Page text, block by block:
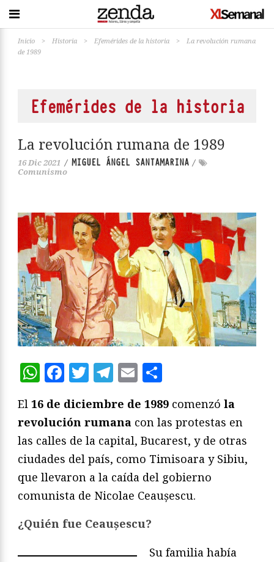
Inicio > Historia > Efemérides de la historia >
La revolución rumana
de 1989
Efemérides de la historia
La revolución rumana de 1989
16 Dic 2021 / MIGUEL ÁNGEL SANTAMARINA /
Comunismo
WhatsApp
Facebook
Twitter
Telegram
Email
El 16 de diciembre de 1989 comenzó la
revolución rumana con las protestas en
las calles de la capital, Bucarest, y de otras
ciudades del país, como Timisoara y Sibiu,
que llevaron a la caída del gobierno
comunista de Nicolae Ceaușescu.
¿Quién fue Ceaușescu?
Su familia había